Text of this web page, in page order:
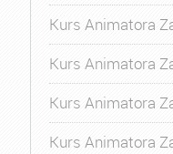
Kurs Animatora
Kurs Animatora
Kurs Animatora
Kurs Animatora